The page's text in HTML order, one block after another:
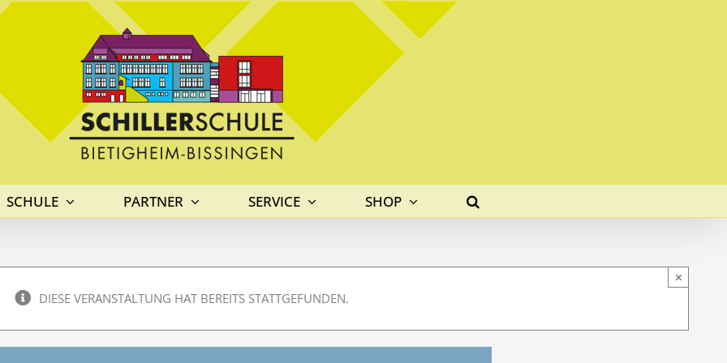
SCHULE PARTNER SERVICE SHOP
DIESE VERANSTALTUNG HAT BEREITS STATTGEFUNDEN.
×